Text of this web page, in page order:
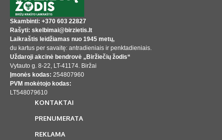
Skambinti: +370 603 22827
Rašyti: skelbimai@birzietis.lt
Laikraštis leidžiamas nuo 1945 metų,
du kartus per savaitę: antradieniais ir penktadieniais.
Uždaroji akcinė bendrovė „Biržiečių žodis“
Vytauto g. 8-22, LT-41174. Biržai
Įmonės kodas: 254807960
PVM mokėtojo kodas:
LT548079610
KONTAKTAI
PRENUMERATA
REKLAMA